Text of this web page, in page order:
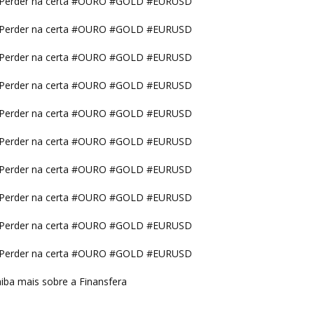
na certa #OURO #GOLD #EURUSD
na certa #OURO #GOLD #EURUSD
na certa #OURO #GOLD #EURUSD
na certa #OURO #GOLD #EURUSD
na certa #OURO #GOLD #EURUSD
na certa #OURO #GOLD #EURUSD
na certa #OURO #GOLD #EURUSD
na certa #OURO #GOLD #EURUSD
na certa #OURO #GOLD #EURUSD
mais sobre a Finansfera